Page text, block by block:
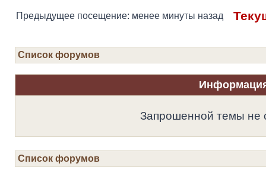
Предыдущее посещение: менее минуты назад
Список форумов
Запрошенной темы не
Список форумов